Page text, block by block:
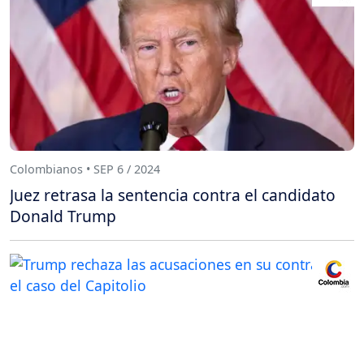
Colombianos • SEP 6 / 2024
Juez retrasa la sentencia contra el candidato
Donald Trump